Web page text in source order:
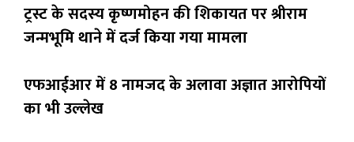
ट्रस्ट के सदस्य कृष्णमोहन की शिकायत पर श्रीराम
जन्मभूमि थाने में दर्ज किया गया मामला
एफआईआर में 8 नामजद के अलावा अज्ञात आरोपियों
का भी उल्लेख